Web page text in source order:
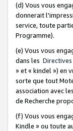
(d) Vous vous
donnerait
service, toute
Programme).
(e) Vous vous
dans les
» et « kindel ») en
sorte que tout
association avec
de Recherche
(f) Vous vous
Kindle » ou toute